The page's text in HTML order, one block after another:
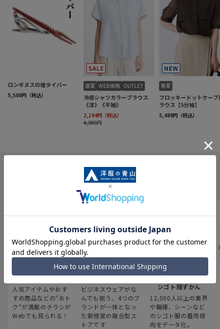
INFORMATION
最新のお買い得情報
人気アイテムやおす
すめ商品などの“おト
ク“が満載のチラシが
Webでも見られる！
スーツスクエア
ビジネスウェアがな
んでも揃う、4つのブ
ランドが一体となっ
た新感覚の複合型ス
トアです
みんなの
シゴト服ずかん
12,000人以上の業界
や職種、シーンなど
のシゴト服の着用傾
向をデータ化。